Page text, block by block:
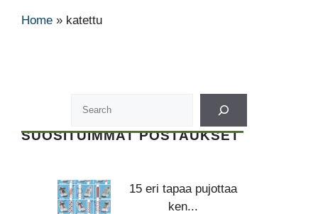
Home » katettu
SUOSITUIMMAT POSTAUKSET
15 eri tapaa pujottaa
ken...